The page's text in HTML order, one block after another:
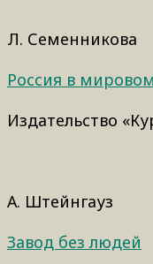
Л. Семенникова
Россия в
Издательство
А. Штейнгауз
Завод без людей